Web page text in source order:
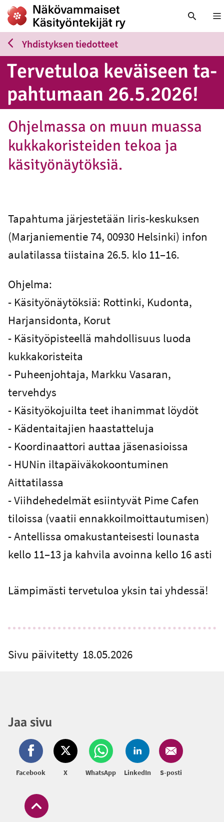
Yhdistyksen tiedotteet
Ter­ve­tu­loa keväiseen ta­
pah­tu­maan 26.5.2026!
Ohjelmassa on muun muassa
kukkakoristeiden tekoa ja
käsityönäytöksiä.
Tapahtuma järjestetään Iiris-keskuksen
(Marjaniementie 74, 00930 Helsinki) infon
aulatilassa tiistaina 26.5. klo 11–16.
Ohjelma:
- Käsityönäytöksiä: Rottinki, Kudonta,
Harjansidonta, Korut
- Käsityöpisteellä mahdollisuus luoda
kukkakoristeita
- Puheenjohtaja, Markku Vasaran,
tervehdys
- Käsityökojuilta teet ihanimmat löydöt
- Kädentaitajien haastatteluja
- Koordinaattori auttaa jäsenasioissa
- HUNin iltapäiväkokoontuminen
Aittatilassa
- Viihdehedelmät esiintyvät Pime Cafen
tiloissa (vaatii ennakkoilmoittautumisen)
- Antellissa omakustanteisesti lounasta
kello 11–13 ja kahvila avoinna kello 16 asti
Lämpimästi tervetuloa yksin tai yhdessä!
Sivu päivitetty 18.05.2026
Jaa sivu
Facebook X WhatsApp LinkedIn S-posti